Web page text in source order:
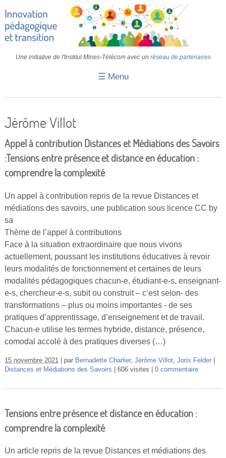
Une initiative de l'Institut Mines-Télécom avec un réseau de partenaires
☰ Menu
Transition
IMT
Colloques
Vidéos
S’inscrire
Se connecter
Jérôme Villot
Appel à contribution Distances et Médiations des Savoirs
:Tensions entre présence et distance en éducation :
comprendre la complexité
Un appel à contribution repris de la revue Distances et
médiations des savoirs, une publication sous licence CC by
sa
Thème de l’appel à contributions
Face à la situation extraordinaire que nous vivons
actuellement, poussant les institutions éducatives à revoir
leurs modalités de fonctionnement et certaines de leurs
modalités pédagogiques chacun-e, étudiant-e-s, enseignant-
e-s, chercheur-e-s, subit ou construit – c’est selon- des
transformations – plus ou moins importantes - de ses
pratiques d’apprentissage, d’enseignement et de travail.
Chacun-e utilise les termes hybride, distance, présence,
comodal accolé à des pratiques diverses (…)
15 novembre 2021 par Bernadette Charlier, Jérôme Villot, Joris Felder
Distances et Médiations des Savoirs
606 visites 0 commentaire
Tensions entre présence et distance en éducation :
comprendre la complexité
Un article repris de la revue Distances et médiations des